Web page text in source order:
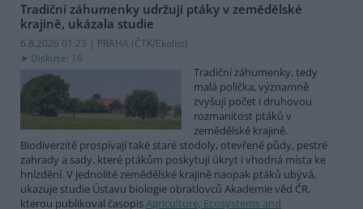
Tradiční záhumenky udržují ptáky v zemědělské
krajině, ukázala studie
6.8.2026 01:23 | PRAHA (ČTK/Ekolist)
Diskuse: 16
Tradiční záhumenky, tedy
malá políčka, významně
zvyšují počet i druhovou
rozmanitost ptáků v
zemědělské krajině.
Biodiverzitě prospívají také staré stodoly, otevřené půdy, pestré
zahrady a sady, které ptákům poskytují úkryt i vhodná místa ke
hnízdění. V jednolité zemědělské krajině naopak ptáků ubývá,
ukazuje studie Ústavu biologie obratlovců Akademie věd ČR,
kterou publikoval časopisAgriculture, Ecosystems and